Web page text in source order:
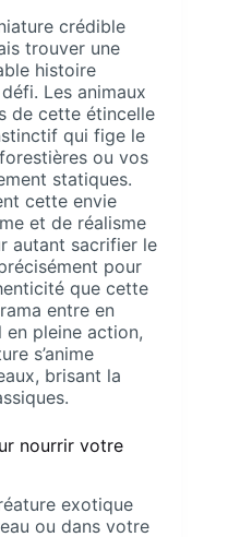
crédible
trouver une
histoire
Les animaux
de cette étincelle
qui fige le
ou vos
statiques.
cette envie
et de réalisme
autant sacrifier le
pour
que cette
entre en
en pleine action,
s’anime
brisant la
nourrir votre
exotique
ou dans votre